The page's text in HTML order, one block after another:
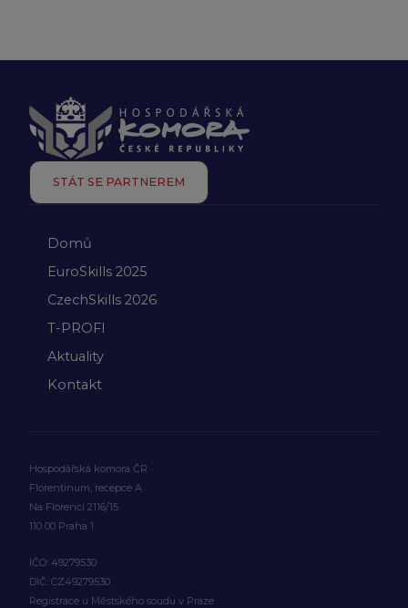
STÁT SE PARTNEREM
Domů
EuroSkills 2025
CzechSkills 2026
T-PROFI
Aktuality
Kontakt
Hospodářská komora ČR
Florentinum, recepce A
Na Florenci 2116/15
110 00 Praha 1
IČO: 49279530
DIČ: CZ49279530
Registrace u Městského soudu v Praze